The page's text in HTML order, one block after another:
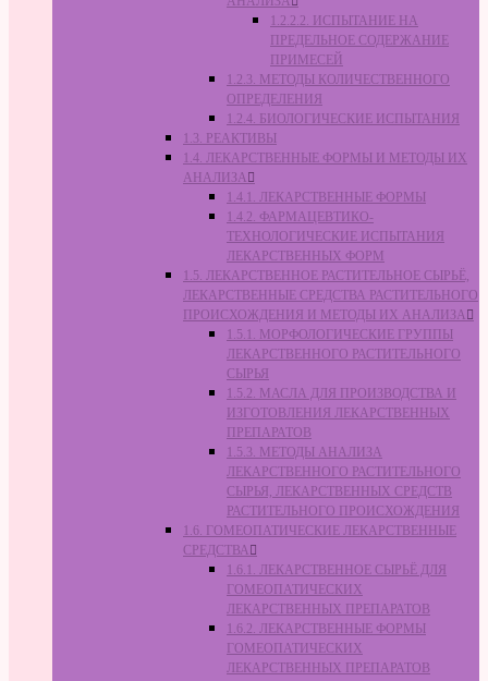
1.2.2.2. ИСПЫТАНИЕ НА
ПРЕДЕЛЬНОЕ СОДЕРЖАНИЕ
ПРИМЕСЕЙ
1.2.3. МЕТОДЫ КОЛИЧЕСТВЕННОГО
ОПРЕДЕЛЕНИЯ
1.2.4. БИОЛОГИЧЕСКИЕ ИСПЫТАНИЯ
1.3. РЕАКТИВЫ
1.4. ЛЕКАРСТВЕННЫЕ ФОРМЫ И МЕТОДЫ ИХ
АНАЛИЗА
1.4.1. ЛЕКАРСТВЕННЫЕ ФОРМЫ
1.4.2. ФАРМАЦЕВТИКО-
ТЕХНОЛОГИЧЕСКИЕ ИСПЫТАНИЯ
ЛЕКАРСТВЕННЫХ ФОРМ
1.5. ЛЕКАРСТВЕННОЕ РАСТИТЕЛЬНОЕ СЫРЬЁ,
ЛЕКАРСТВЕННЫЕ СРЕДСТВА РАСТИТЕЛЬНОГО
ПРОИСХОЖДЕНИЯ И МЕТОДЫ ИХ АНАЛИЗА
1.5.1. МОРФОЛОГИЧЕСКИЕ ГРУППЫ
ЛЕКАРСТВЕННОГО РАСТИТЕЛЬНОГО
СЫРЬЯ
1.5.2. МАСЛА ДЛЯ ПРОИЗВОДСТВА И
ИЗГОТОВЛЕНИЯ ЛЕКАРСТВЕННЫХ
ПРЕПАРАТОВ
1.5.3. МЕТОДЫ АНАЛИЗА
ЛЕКАРСТВЕННОГО РАСТИТЕЛЬНОГО
СЫРЬЯ, ЛЕКАРСТВЕННЫХ СРЕДСТВ
РАСТИТЕЛЬНОГО ПРОИСХОЖДЕНИЯ
1.6. ГОМЕОПАТИЧЕСКИЕ ЛЕКАРСТВЕННЫЕ
СРЕДСТВА
1.6.1. ЛЕКАРСТВЕННОЕ СЫРЬЁ ДЛЯ
ГОМЕОПАТИЧЕСКИХ
ЛЕКАРСТВЕННЫХ ПРЕПАРАТОВ
1.6.2. ЛЕКАРСТВЕННЫЕ ФОРМЫ
ГОМЕОПАТИЧЕСКИХ
ЛЕКАРСТВЕННЫХ ПРЕПАРАТОВ